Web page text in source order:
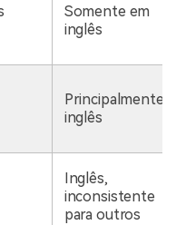
Somente em
inglês
Principalmente
inglês
Inglês,
inconsistente
para outros